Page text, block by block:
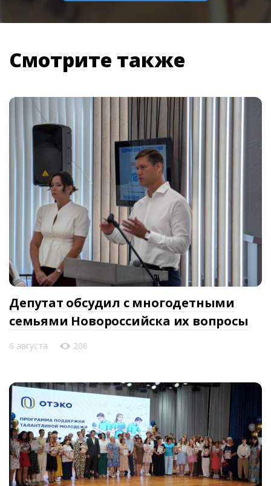
Смотрите также
Депутат обсудил с многодетными
семьями Новороссийска их вопросы
6 августа 206